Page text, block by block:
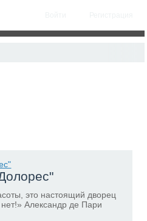
это настоящий дворец
нет!» Александр де Пари